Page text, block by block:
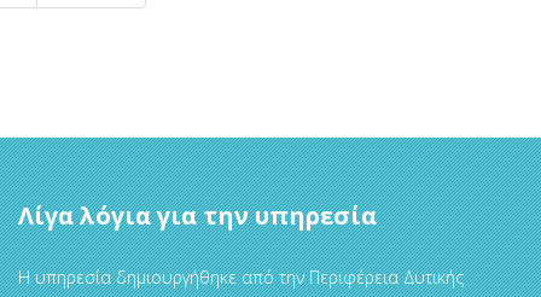
Λίγα λόγια για την υπηρεσία
Η υπηρεσία δημιουργήθηκε από την Περιφέρεια Δυτικής